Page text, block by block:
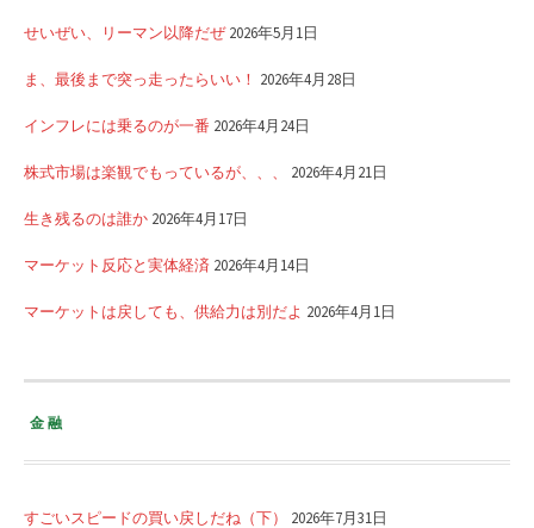
せいぜい、リーマン以降だぜ2026年5月1日
ま、最後まで突っ走ったらいい！ 2026年4月28日
インフレには乗るのが一番 2026年4月24日
株式市場は楽観でもっているが、、、 2026年4月21日
生き残るのは誰か 2026年4月17日
マーケット反応と実体経済 2026年4月14日
マーケットは戻しても、供給力は別だよ 2026年4月1日
金融
すごいスピードの買い戻しだね（下） 2026年7月31日